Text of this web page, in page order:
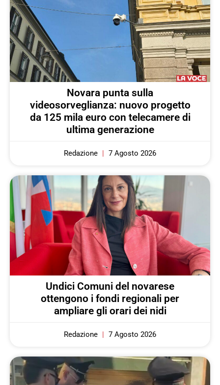
Novara punta sulla
videosorveglianza: nuovo progetto
da 125 mila euro con telecamere di
ultima generazione
Redazione 7 Agosto 2026
Undici Comuni del novarese
ottengono i fondi regionali per
ampliare gli orari dei nidi
Redazione 7 Agosto 2026